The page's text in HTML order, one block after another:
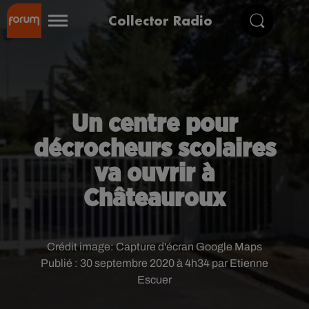
Collector Radio
Un centre pour
décrocheurs scolaires
va ouvrir à
Châteauroux
Publié : 30 septembre 2020 à 4h34 par Etienne
Escuer
Crédit image:Capture d'écran Google Maps